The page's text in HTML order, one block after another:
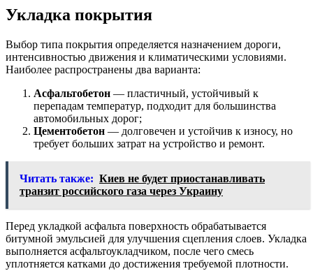
Укладка покрытия
Выбор типа покрытия определяется назначением дороги,
интенсивностью движения и климатическими условиями.
Наиболее распространены два варианта:
Асфальтобетон — пластичный, устойчивый к
перепадам температур, подходит для большинства
автомобильных дорог;
Цементобетон — долговечен и устойчив к износу, но
требует больших затрат на устройство и ремонт.
Читать также: Киев не будет приостанавливать
транзит российского газа через Украину
Перед укладкой асфальта поверхность обрабатывается
битумной эмульсией для улучшения сцепления слоев. Укладка
выполняется асфальтоукладчиком, после чего смесь
уплотняется катками до достижения требуемой плотности.